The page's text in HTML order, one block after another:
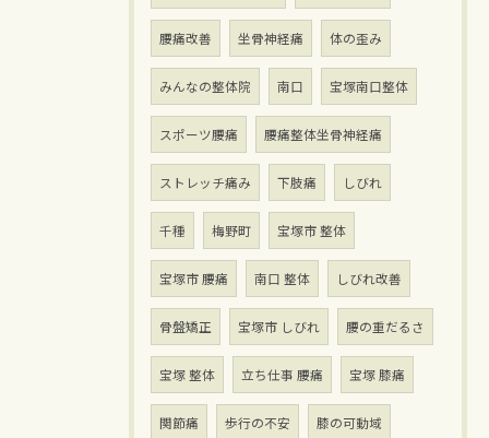
腰痛改善 坐骨神経痛 体の歪み
みんなの整体院 南口 宝塚南口整体
スポーツ腰痛 腰痛整体坐骨神経痛
ストレッチ痛み 下肢痛 しびれ
千種 梅野町 宝塚市 整体
宝塚市 腰痛 南口 整体 しびれ改善
骨盤矯正 宝塚市 しびれ 腰の重だるさ
宝塚 整体 立ち仕事 腰痛 宝塚 膝痛
関節痛 歩行の不安 膝の可動域